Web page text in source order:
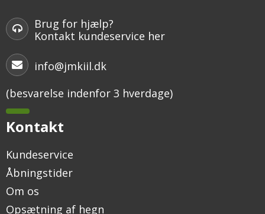
Brug for hjælp?
Kontakt kundeservice her
info@jmkiil.dk
(besvarelse indenfor 3 hverdage)
Kontakt
Kundeservice
Åbningstider
Om os
Opsætning af hegn